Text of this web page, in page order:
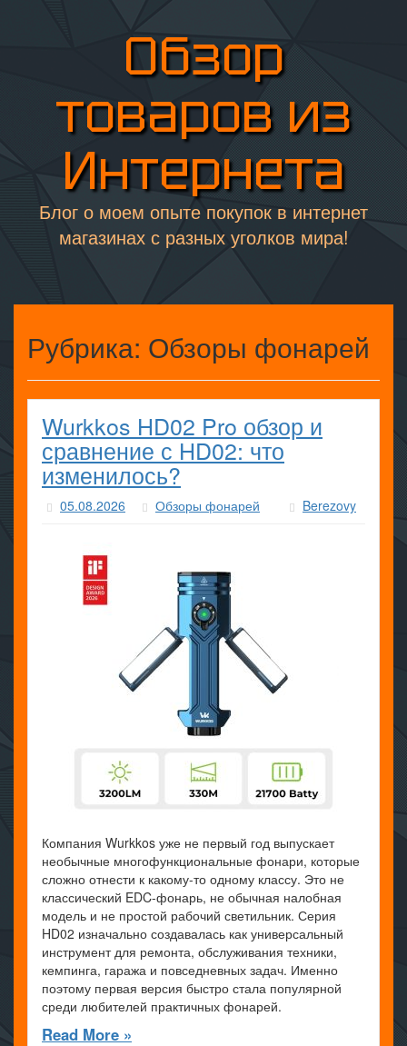
Обзор
товаров из
Интернета
Блог о моем опыте покупок в интернет
магазинах с разных уголков мира!
Рубрика: Обзоры фонарей
Wurkkos HD02 Pro обзор и
сравнение с HD02: что
изменилось?
05.08.2026 Обзоры фонарей Berezovy
Компания Wurkkos уже не первый год выпускает
необычные многофункциональные фонари, которые
сложно отнести к какому-то одному классу. Это не
классический EDC-фонарь, не обычная налобная
модель и не простой рабочий светильник. Серия
HD02 изначально создавалась как универсальный
инструмент для ремонта, обслуживания техники,
кемпинга, гаража и повседневных задач. Именно
поэтому первая версия быстро стала популярной
среди любителей практичных фонарей.
Read More »